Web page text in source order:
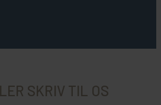
SKRIV TIL OS